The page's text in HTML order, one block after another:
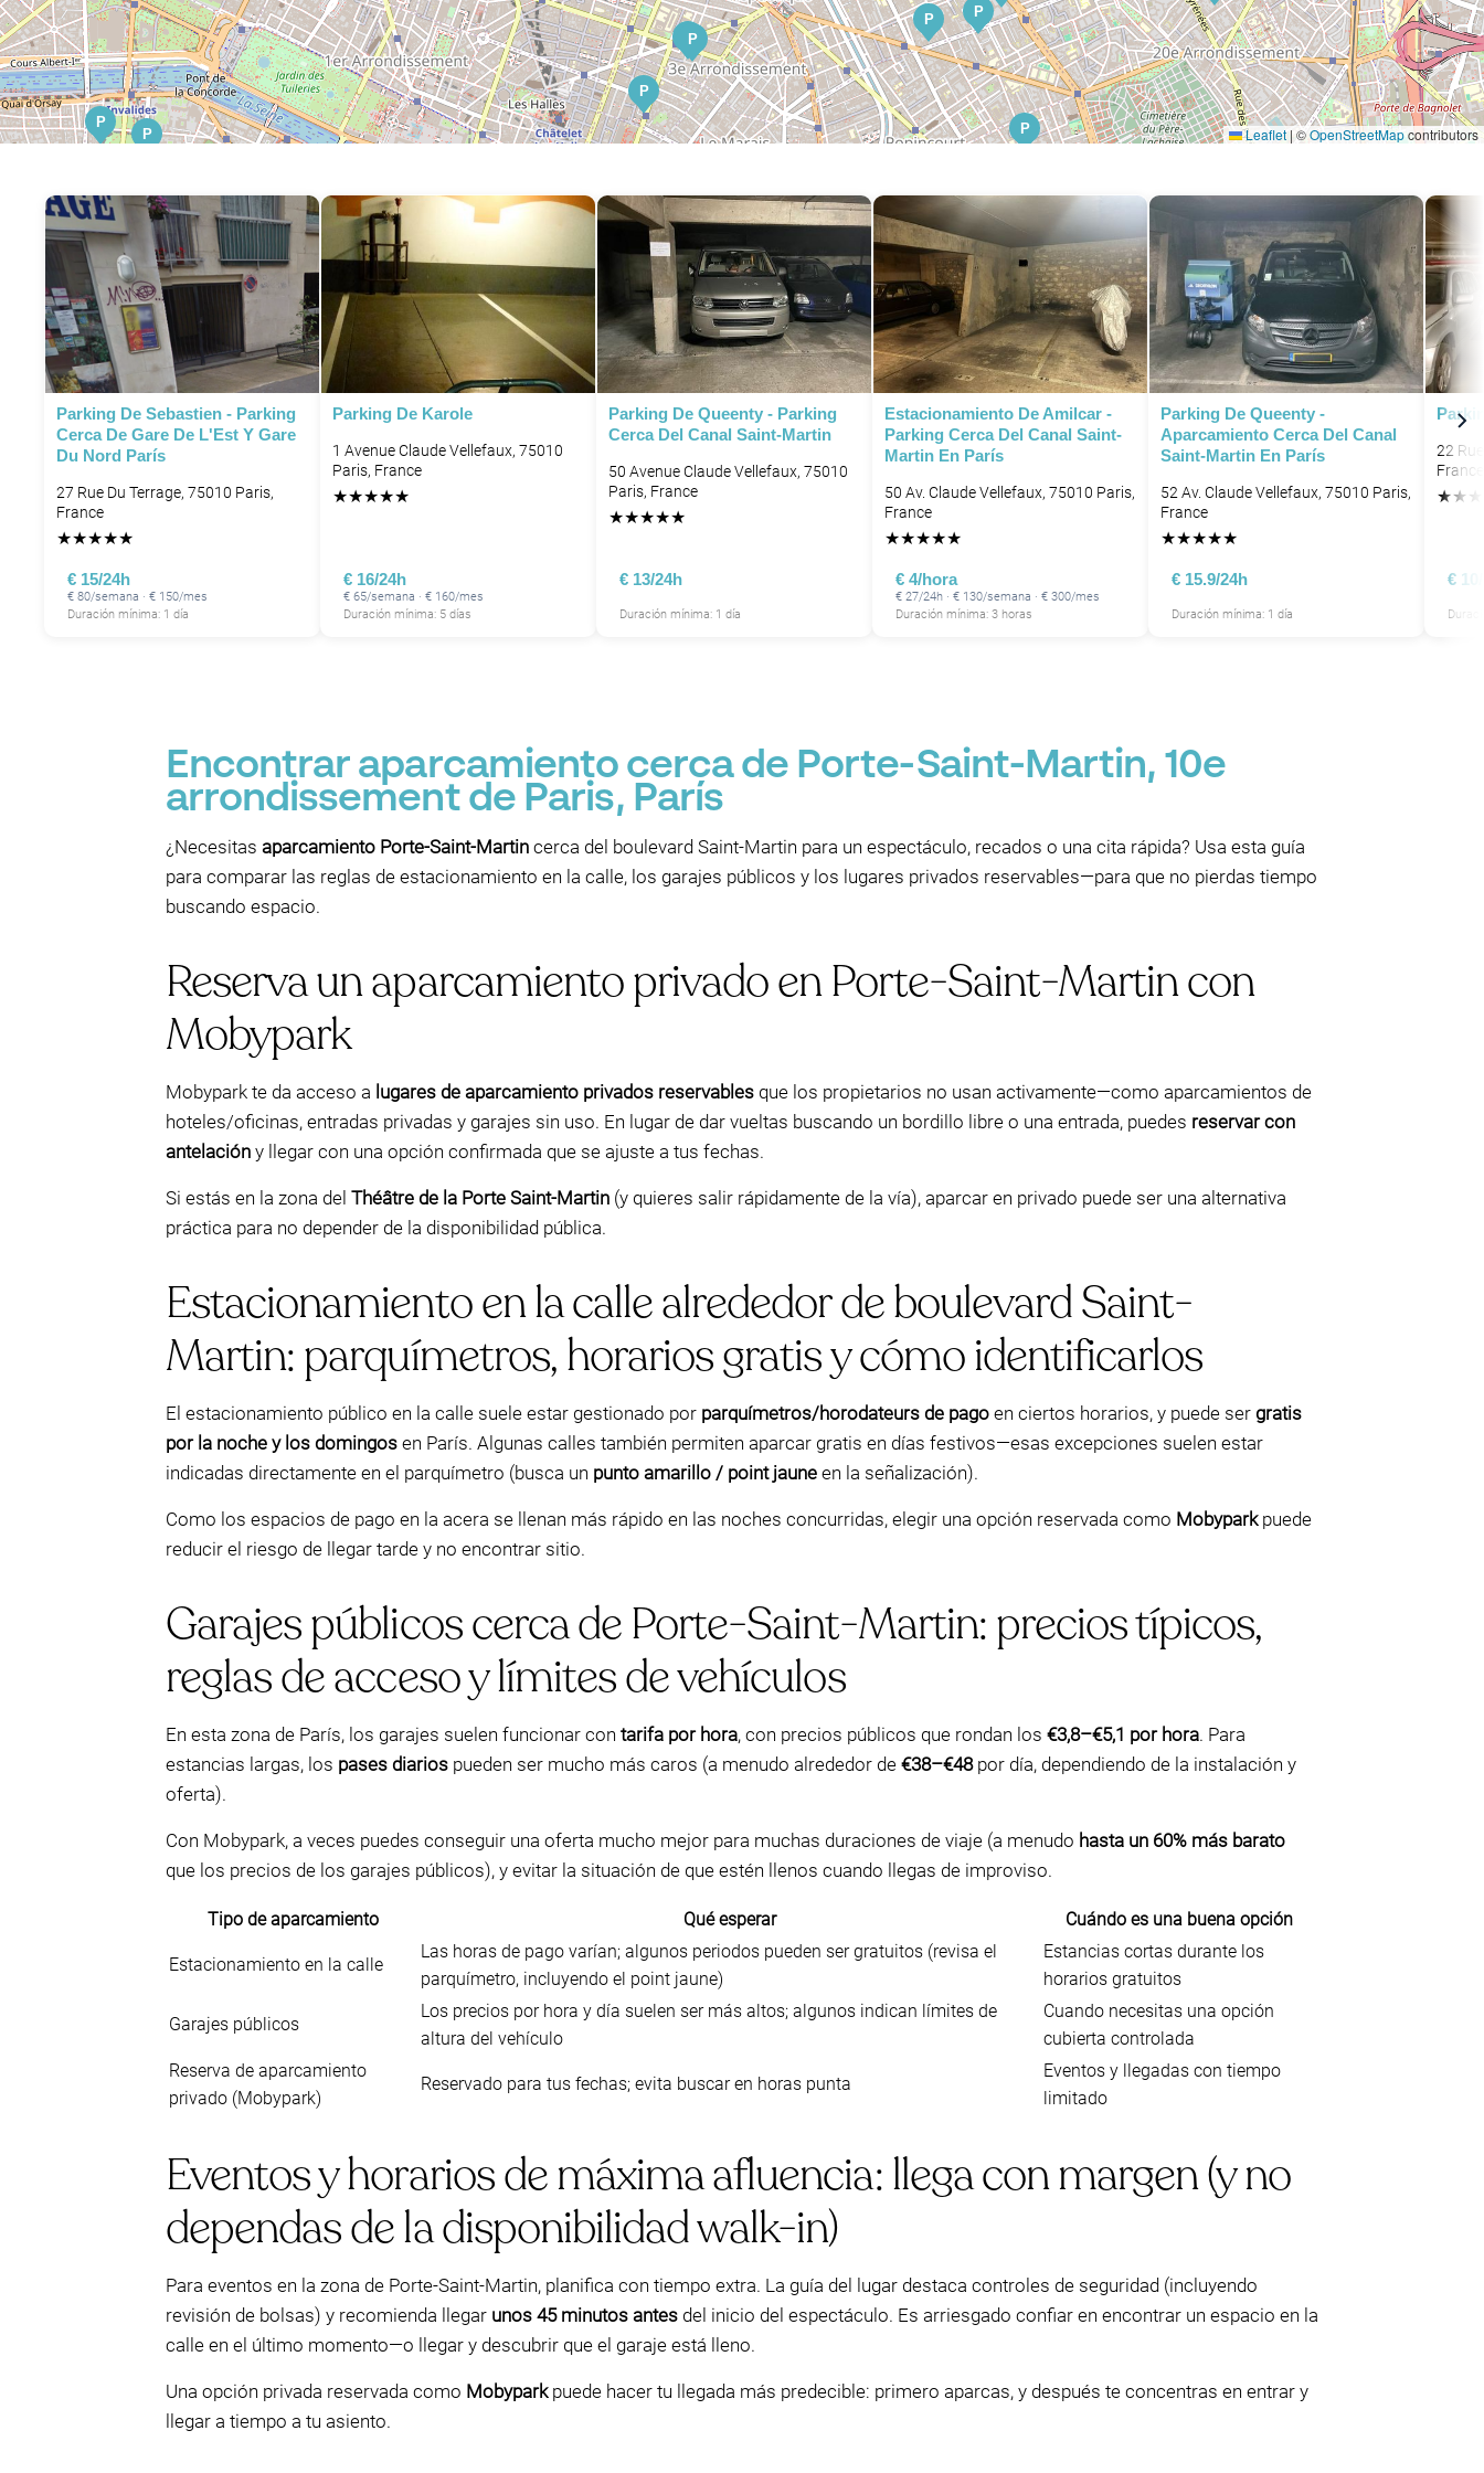
P
P
P
P P
P
P
P
P
P
P
P
P
P
P
P
P
P
P
Leaflet | ©OpenStreetMapcontributors
Parking De Sebastien - Parking
Cerca De Gare De L'Est Y Gare
Du Nord París
27 Rue Du Terrage, 75010 Paris,
France
★★★★★
€ 15/24h
€ 80/semana · € 150/mes
Duración mínima: 1 día
Parking De Karole
1 Avenue Claude Vellefaux, 75010
Paris, France
★★★★★
€ 16/24h
€ 65/semana · € 160/mes
Duración mínima: 5 días
Parking De Queenty - Parking
Cerca Del Canal Saint-Martin
50 Avenue Claude Vellefaux, 75010
Paris, France
★★★★★
€ 13/24h
Duración mínima: 1 día
Estacionamiento De Amilcar -
Parking Cerca Del Canal Saint-
Martin En París
50 Av. Claude Vellefaux, 75010 Paris,
France
★★★★★
€ 4/hora
€ 27/24h · € 130/semana · € 300/mes
Duración mínima: 3 horas
Parking De Queenty -
Aparcamiento Cerca Del Canal
Saint-Martin En París
52 Av. Claude Vellefaux, 75010 Paris,
France
★★★★★
€ 15.9/24h
Duración mínima: 1 día
22
France
★★ ★
€
Encontrar aparcamiento cerca de Porte-Saint-Martin, 10e
arrondissement de Paris, París
¿Necesitas aparcamiento Porte-Saint-Martin cerca del boulevard Saint-Martin para un espectáculo, recados o una cita rápida? Usa esta guía
para comparar las reglas de estacionamiento en la calle, los garajes públicos y los lugares privados reservables—para que no pierdas tiempo
buscando espacio.
Reserva un aparcamiento privado en Porte-Saint-Martin con
Mobypark
Mobypark te da acceso a lugares de aparcamiento privados reservables que los propietarios no usan activamente—como aparcamientos de
hoteles/oficinas, entradas privadas y garajes sin uso. En lugar de dar vueltas buscando un bordillo libre o una entrada, puedes reservar con
antelación y llegar con una opción confirmada que se ajuste a tus fechas.
Si estás en la zona del Théâtre de la Porte Saint-Martin (y quieres salir rápidamente de la vía), aparcar en privado puede ser una alternativa
práctica para no depender de la disponibilidad pública.
Estacionamiento en la calle alrededor de boulevard Saint-
Martin: parquímetros, horarios gratis y cómo identificarlos
El estacionamiento público en la calle suele estar gestionado por parquímetros/horodateurs de pago en ciertos horarios, y puede ser gratis
por la noche y los domingos en París. Algunas calles también permiten aparcar gratis en días festivos—esas excepciones suelen estar
indicadas directamente en el parquímetro (busca un punto amarillo / point jaune en la señalización).
Como los espacios de pago en la acera se llenan más rápido en las noches concurridas, elegir una opción reservada como Mobyparkpuede
reducir el riesgo de llegar tarde y no encontrar sitio.
Garajes públicos cerca de Porte-Saint-Martin: precios típicos,
reglas de acceso y límites de vehículos
En esta zona de París, los garajes suelen funcionar con tarifa por hora, con precios públicos que rondan los €3,8–€5,1 por hora. Para
estancias largas, los pases diarios pueden ser mucho más caros (a menudo alrededor de €38–€48por día, dependiendo de la instalación y
oferta).
Con Mobypark, a veces puedes conseguir una oferta mucho mejor para muchas duraciones de viaje (a menudo hasta un 60% más barato
que los precios de los garajes públicos), y evitar la situación de que estén llenos cuando llegas de improviso.
Tipo de aparcamiento Qué esperar Cuándo es una buena opción
Estacionamiento en la calle
Las horas de pago varían; algunos periodos pueden ser gratuitos (revisa el
parquímetro, incluyendo el point jaune)
Estancias cortas durante los
horarios gratuitos
Garajes públicos
Los precios por hora y día suelen ser más altos; algunos indican límites de
altura del vehículo
Cuando necesitas una opción
cubierta controlada
Reserva de aparcamiento
privado (Mobypark)
Reservado para tus fechas; evita buscar en horas punta
Eventos y llegadas con tiempo
limitado
Eventos y horarios de máxima afluencia: llega con margen (y no
dependas de la disponibilidad walk-in)
Para eventos en la zona de Porte-Saint-Martin, planifica con tiempo extra. La guía del lugar destaca controles de seguridad (incluyendo
revisión de bolsas) y recomienda llegar unos 45 minutos antes del inicio del espectáculo. Es arriesgado confiar en encontrar un espacio en la
calle en el último momento—o llegar y descubrir que el garaje está lleno.
Una opción privada reservada como Mobyparkpuede hacer tu llegada más predecible: primero aparcas, y después te concentras en entrar y
llegar a tiempo a tu asiento.